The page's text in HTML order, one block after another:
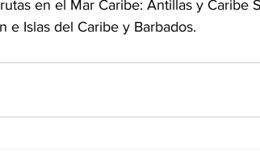
en el Mar Caribe: Antillas y Caribe
e Islas del Caribe y Barbados.